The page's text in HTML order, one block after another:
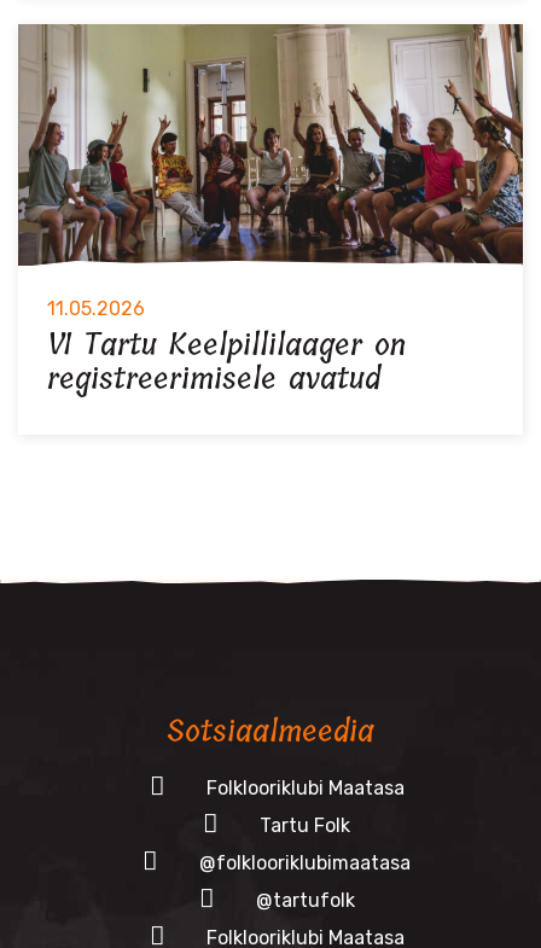
11.05.2026
VI Tartu Keelpillilaager on
registreerimisele avatud
Sotsiaalmeedia
Folklooriklubi Maatasa
Tartu Folk
@folklooriklubimaatasa
@tartufolk
Folklooriklubi Maatasa